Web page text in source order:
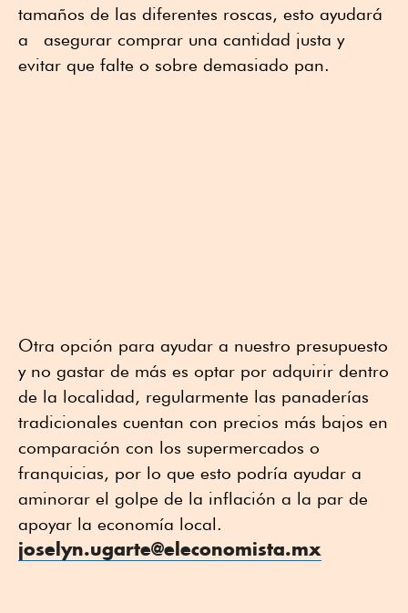
tamaños de las diferentes roscas, esto ayudará
a asegurar comprar una cantidad justa y
evitar que falte o sobre demasiado pan.
Otra opción para ayudar a nuestro presupuesto
y no gastar de más es optar por adquirir dentro
de la localidad, regularmente las panaderías
tradicionales cuentan con precios más bajos en
comparación con los supermercados o
franquicias, por lo que esto podría ayudar a
aminorar el golpe de la inflación a la par de
apoyar la economía local.
joselyn.ugarte@eleconomista.mx